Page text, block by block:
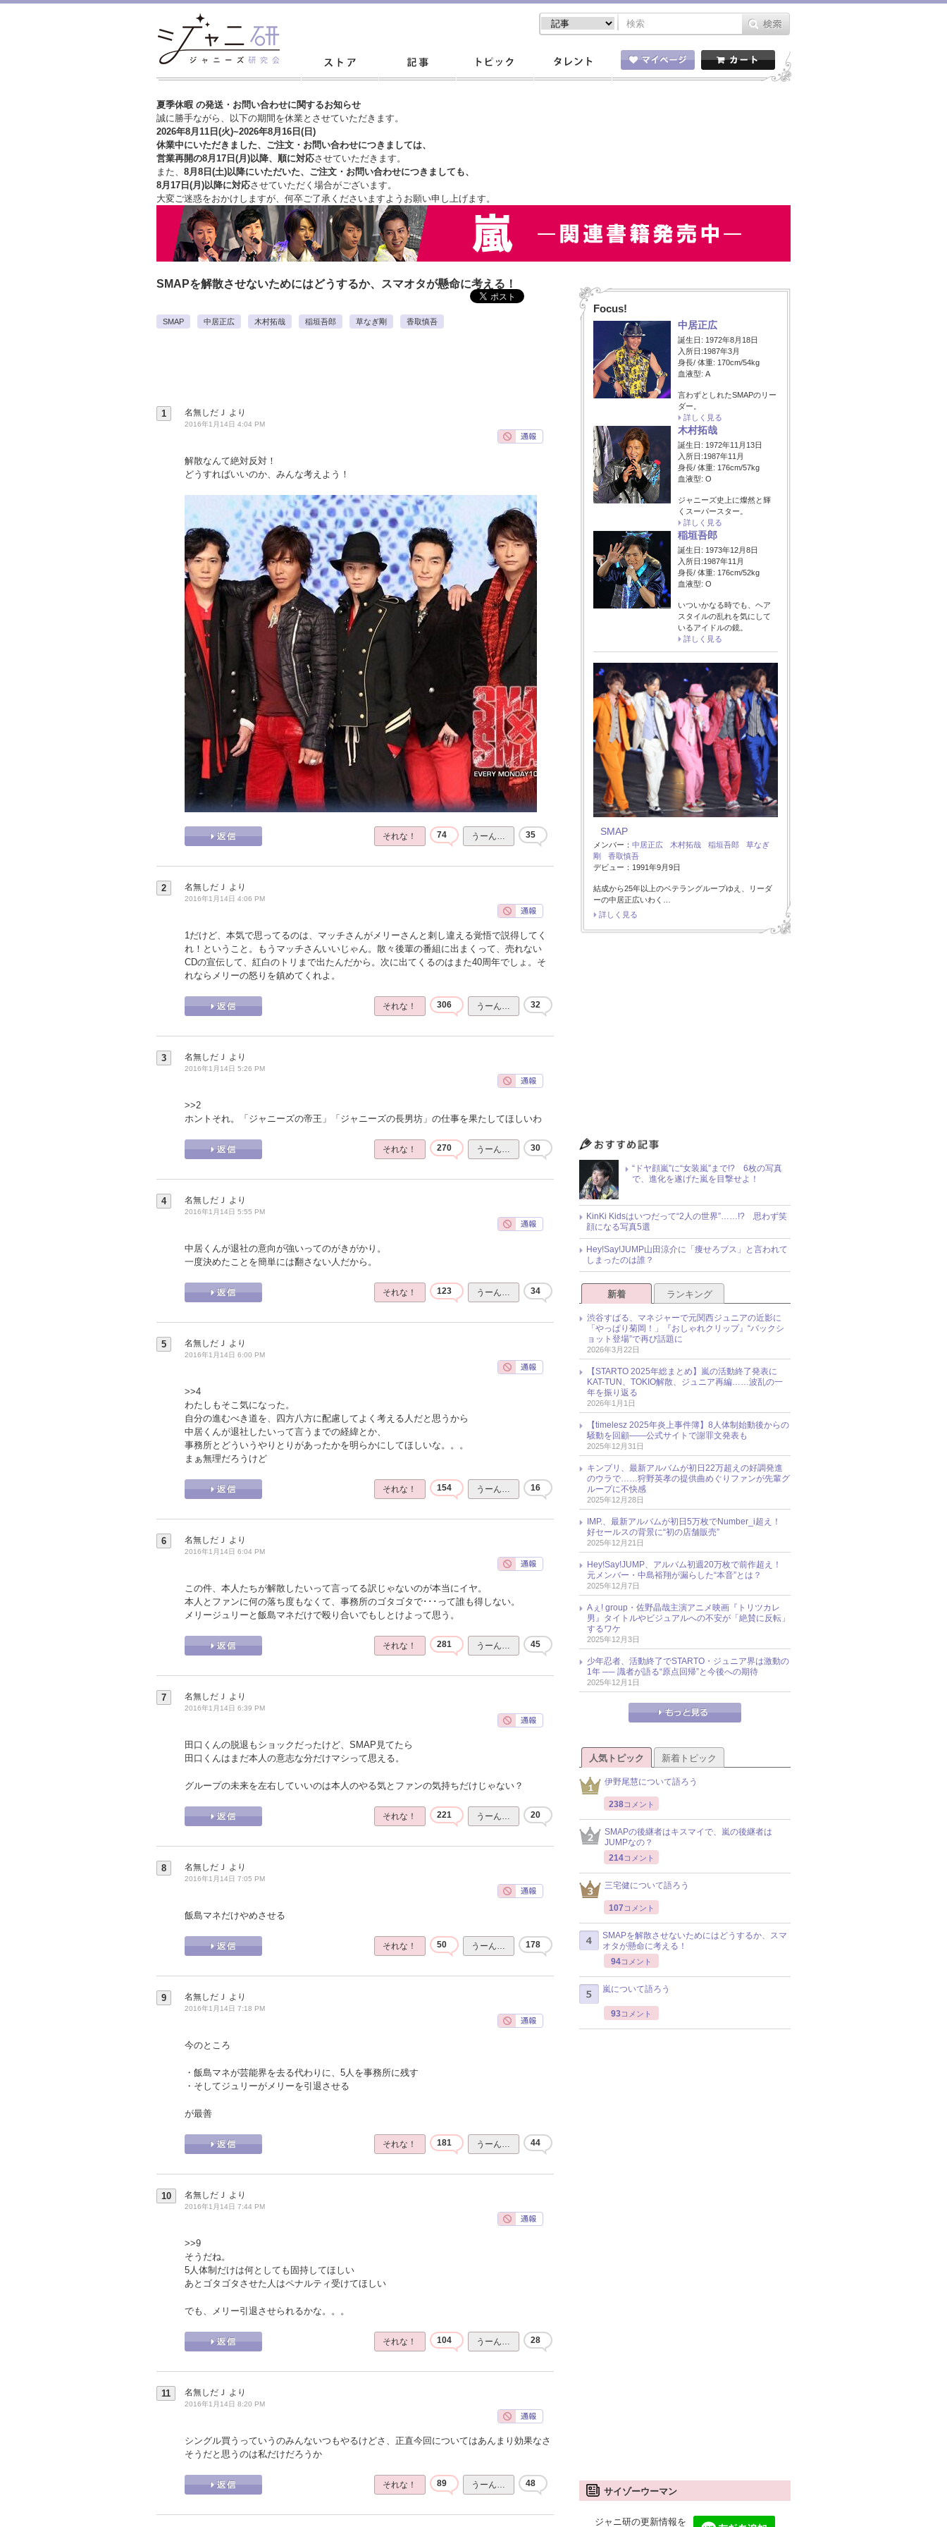
夏季休暇 の発送・お問い合わせに関するお知らせ
誠に勝手ながら、以下の期間を休業とさせていただきます。
2026年8月11日(火)~2026年8月16日(日)
休業中にいただきました、ご注文・お問い合わせにつきましては、
営業再開の8月17日(月)以降、順に対応させていただきます。
また、 8月8日(土)以降にいただいた、ご注文・ お問い合わせにつきましても、
8月17日(月)以降に対応させていただく場合がございます。
大変ご迷惑をおかけしますが、 何卒ご了承くださいますようお願い申し上げます。
SMAPを解散させないためにはどうするか、スマオタが懸命に考える！
SMAP 中居正広 木村拓哉 稲垣吾郎 草なぎ剛 香取慎吾
1 名無しだＪ より
2016年1月14日 4:04 PM
解散なんて絶対反対！
どうすればいいのか、みんな考えよう！
それな！ 74 うーん… 35
2 名無しだＪ より
2016年1月14日 4:06 PM
1だけど、本気で思ってるのは、マッチさんがメリーさんと刺し違える覚悟で説得してく
れ！ということ。もうマッチさんいいじゃん。散々後輩の番組に出まくって、売れない
CDの宣伝して、紅白のトリまで出たんだから。次に出てくるのはまた40周年でしょ。そ
れならメリーの怒りを鎮めてくれよ。
それな！ 306 うーん… 32
3 名無しだＪ より
2016年1月14日 5:26 PM
>>2
ホントそれ。「ジャニーズの帝王」「ジャニーズの長男坊」の仕事を果たしてほしいわ
それな！ 270 うーん… 30
4 名無しだＪ より
2016年1月14日 5:55 PM
中居くんが退社の意向が強いってのがきがかり。
一度決めたことを簡単には翻さない人だから。
それな！ 123 うーん… 34
5 名無しだＪ より
2016年1月14日 6:00 PM
>>4
わたしもそこ気になった。
自分の進むべき道を、四方八方に配慮してよく考える人だと思うから
中居くんが退社したいって言うまでの経緯とか、
事務所とどういうやりとりがあったかを明らかにしてほしいな。。。
まぁ無理だろうけど
それな！ 154 うーん… 16
6 名無しだＪ より
2016年1月14日 6:04 PM
この件、本人たちが解散したいって言ってる訳じゃないのが本当にイヤ。
本人とファンに何の落ち度もなくて、事務所のゴタゴタで･･･って誰も得しない。
メリージュリーと飯島マネだけで殴り合いでもしとけよって思う。
それな！ 281 うーん… 45
7 名無しだＪ より
2016年1月14日 6:39 PM
田口くんの脱退もショックだったけど、SMAP見てたら
田口くんはまだ本人の意志な分だけマシって思える。
グループの未来を左右していいのは本人のやる気とファンの気持ちだけじゃない？
それな！ 221 うーん… 20
8 名無しだＪ より
2016年1月14日 7:05 PM
飯島マネだけやめさせる
それな！ 50 うーん… 178
9 名無しだＪ より
2016年1月14日 7:18 PM
今のところ
・飯島マネが芸能界を去る代わりに、5人を事務所に残す
・そしてジュリーがメリーを引退させる
が最善
それな！ 181 うーん… 44
10 名無しだＪ より
2016年1月14日 7:44 PM
>>9
そうだね。
5人体制だけは何としても固持してほしい
あとゴタゴタさせた人はペナルティ受けてほしい
でも、メリー引退させられるかな。。。
それな！ 104 うーん… 28
11 名無しだＪ より
2016年1月14日 8:20 PM
シングル買うっていうのみんないつもやるけどさ、正直今回についてはあんまり効果なさ
そうだと思うのは私だけだろうか
それな！ 89 うーん… 48
Focus!
中居正広
誕生日: 1972年8月18日
入所日:1987年3月
身長/ 体重: 170cm/54kg
血液型: A
言わずとしれたSMAPのリー
ダー。
詳しく見る
木村拓哉
誕生日: 1972年11月13日
入所日:1987年11月
身長/ 体重: 176cm/57kg
血液型: O
ジャニーズ史上に燦然と輝
くスーパースター。
詳しく見る
稲垣吾郎
誕生日: 1973年12月8日
入所日:1987年11月
身長/ 体重: 176cm/52kg
血液型: O
いついかなる時でも、ヘア
スタイルの乱れを気にして
いるアイドルの鏡。
詳しく見る
SMAP
メンバー： 中居正広 木村拓哉 稲垣吾郎
草なぎ
剛
香取慎吾
デビュー：1991年9月9日
結成から25年以上のベテラングループゆえ、リーダ
ーの中居正広いわく…
詳しく見る
“ドヤ顔嵐”に“女装嵐”まで!? 6枚の写真
で、進化を遂げた嵐を目撃せよ！
KinKi Kidsはいつだって“2人の世界”……!? 思わず笑
顔になる写真5選
Hey!Say!JUMP山田涼介に「痩せろブス」と言われて
しまったのは誰？
新着 ランキング
渋谷すばる、マネジャーで元関西ジュニアの近影に
「やっぱり菊岡！」『おしゃれクリップ』“バックシ
ョット登場”で再び話題に
2026年3月22日
【STARTO 2025年総まとめ】嵐の活動終了発表に
KAT-TUN、TOKIO解散、ジュニア再編……波乱の一
年を振り返る
2026年1月1日
【timelesz 2025年炎上事件簿】8人体制始動後からの
騒動を回顧――公式サイトで謝罪文発表も
2025年12月31日
キンプリ、最新アルバムが初日22万超えの好調発進
のウラで……狩野英孝の提供曲めぐりファンが先輩グ
ループに不快感
2025年12月28日
IMP.、最新アルバムが初日5万枚でNumber_i超え！
好セールスの背景に“初の店舗販売”
2025年12月21日
Hey!Say!JUMP、アルバム初週20万枚で前作超え！
元メンバー・中島裕翔が漏らした“本音”とは？
2025年12月7日
Aぇ! group・佐野晶哉主演アニメ映画『トリツカレ
男』タイトルやビジュアルへの不安が「絶賛に反転」
するワケ
2025年12月3日
少年忍者、活動終了でSTARTO・ジュニア界は激動の
1年 ── 識者が語る“原点回帰”と今後への期待
2025年12月1日
人気トピック 新着トピック
伊野尾慧について語ろう
238コメント
SMAPの後継者はキスマイで、嵐の後継者は
JUMPなの？
214コメント
三宅健について語ろう
107 コメント
SMAPを解散させないためにはどうするか、スマ
オタが懸命に考える！
94コメント
嵐について語ろう
93コメント
サイゾーウーマン
ジャニ研の更新情報を